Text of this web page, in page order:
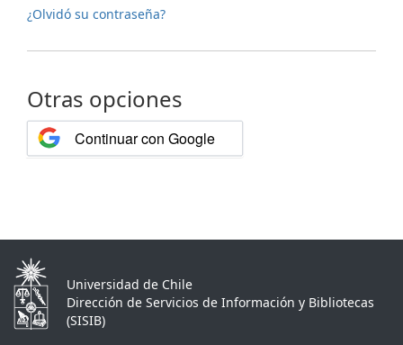
¿Olvidó su contraseña?
Otras opciones
Continuar con Google
Universidad de Chile
Dirección de Servicios de Información y Bibliotecas
(SISIB)